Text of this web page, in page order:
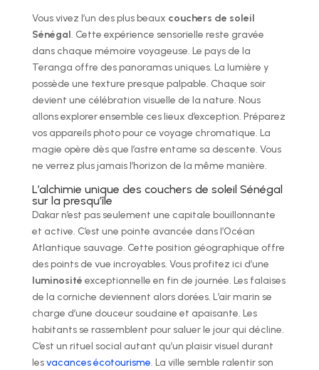
Vous vivez l’un des plus beaux couchers de soleil
Sénégal. Cette expérience sensorielle reste gravée
dans chaque mémoire voyageuse. Le pays de la
Teranga offre des panoramas uniques. La lumière y
possède une texture presque palpable. Chaque soir
devient une célébration visuelle de la nature. Nous
allons explorer ensemble ces lieux d’exception. Préparez
vos appareils photo pour ce voyage chromatique. La
magie opère dès que l’astre entame sa descente. Vous
ne verrez plus jamais l’horizon de la même manière.
L’alchimie unique des couchers de soleil Sénégal
sur la presqu’île
Dakar n’est pas seulement une capitale bouillonnante
et active. C’est une pointe avancée dans l’Océan
Atlantique sauvage. Cette position géographique offre
des points de vue incroyables. Vous profitez ici d’une
luminosité exceptionnelle en fin de journée. Les falaises
de la corniche deviennent alors dorées. L’air marin se
charge d’une douceur soudaine et apaisante. Les
habitants se rassemblent pour saluer le jour qui décline.
C’est un rituel social autant qu’un plaisir visuel durant
lesvacances écotourisme. La ville semble ralentir son